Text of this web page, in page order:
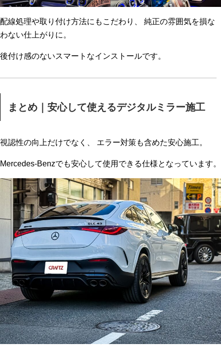
配線処理や取り付け方法にもこだわり、 純正の雰囲気を損な
わない仕上がりに。
後付け感のないスマートなインストールです。
まとめ｜安心して使えるデジタルミラー施工
視認性の向上だけでなく、 エラー対策も含めた安心施工。
Mercedes-Benzでも安心して使用できる仕様となっています。